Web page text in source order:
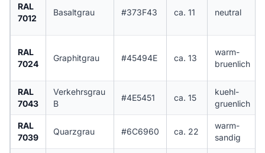
RAL
7012
Basaltgrau #373F43 ca. 11 neutral
RAL
7024
Graphitgrau #45494E ca. 13
warm-
bruenlich
RAL
7043
Verkehrsgrau
B
#4E5451 ca. 15
kuehl-
gruenlich
RAL
7039
Quarzgrau #6C6960 ca. 22
warm-
sandig